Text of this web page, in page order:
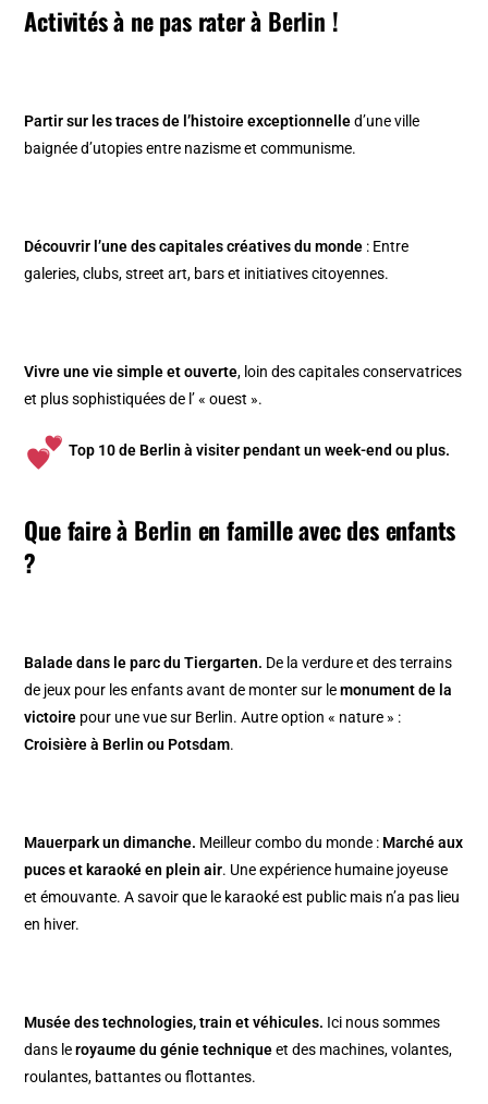
Activités à ne pas rater à Berlin !
Partir sur les traces de l’histoire exceptionnelled’une ville
baignée d’utopies entre nazisme et communisme.
Découvrir l’une des capitales créatives du monde : Entre
galeries, clubs, street art, bars et initiatives citoyennes.
Vivre une vie simple et ouverte, loin des capitales conservatrices
et plus sophistiquées de l’ « ouest ».
Top 10 de Berlin à visiter pendant un week-end ou plus.
Que faire à Berlin en famille avec des enfants
?
Balade dans le parc du Tiergarten. De la verdure et des terrains
de jeux pour les enfants avant de monter sur lemonument de la
victoire pour une vue sur Berlin. Autre option « nature » :
Croisière à Berlin ou Potsdam.
Mauerpark un dimanche. Meilleur combo du monde : Marché aux
puces et karaoké en plein air. Une expérience humaine joyeuse
et émouvante. A savoir que le karaoké est public mais n’a pas lieu
en hiver.
Musée des technologies, train et véhicules. Ici nous sommes
dans leroyaume du génie techniqueet des machines, volantes,
roulantes, battantes ou flottantes.